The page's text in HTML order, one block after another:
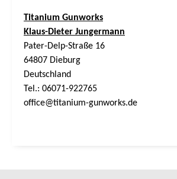
Titanium Gunworks
Klaus-Dieter Jungermann
Pater-Delp-Straße 16
64807 Dieburg
Deutschland
Tel.: 06071-922765
office@titanium-gunworks.de